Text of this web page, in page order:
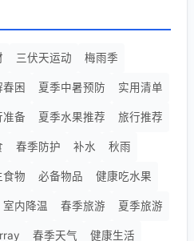
三伏天运动 梅雨季
春困 夏季中暑预防 实用清单
准备 夏季水果推荐 旅行推荐
春季防护 补水 秋雨
食物 必备物品 健康吃水果
室内降温 春季旅游 夏季旅游
春季天气 健康生活